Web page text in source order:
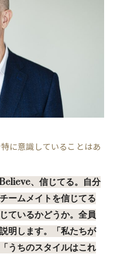
に意識していることはあ
、信じてる。自分
ームメイトを信じてる
ているかどうか。全員
明します。「私たちが
うちのスタイルはこれ